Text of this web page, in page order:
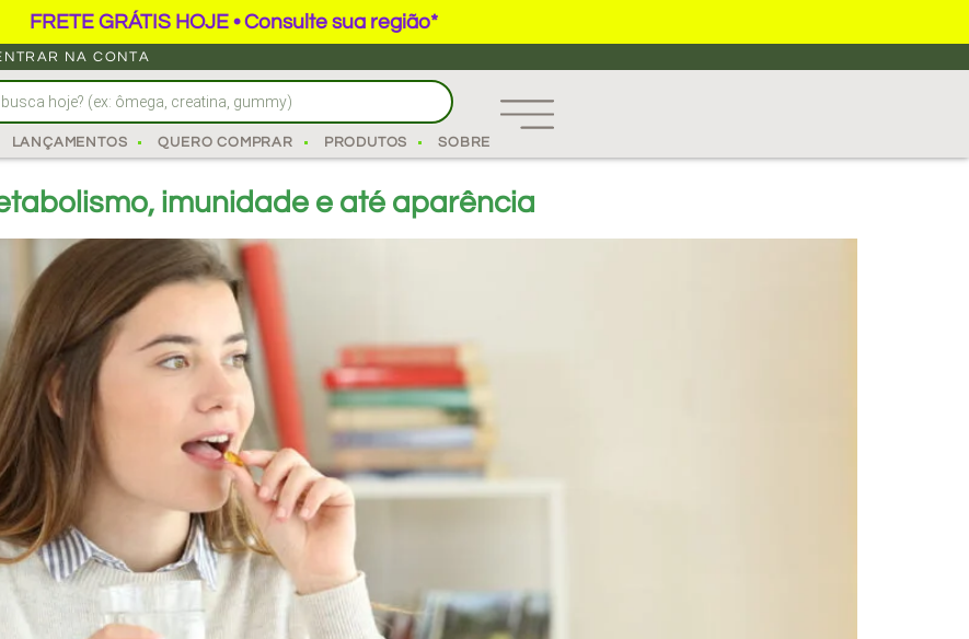
FRETE GRÁTIS HOJE • Consulte sua região*
NA CONTA
LANÇAMENTOS QUERO COMPRAR PRODUTOS SOBRE
imunidade e até aparência